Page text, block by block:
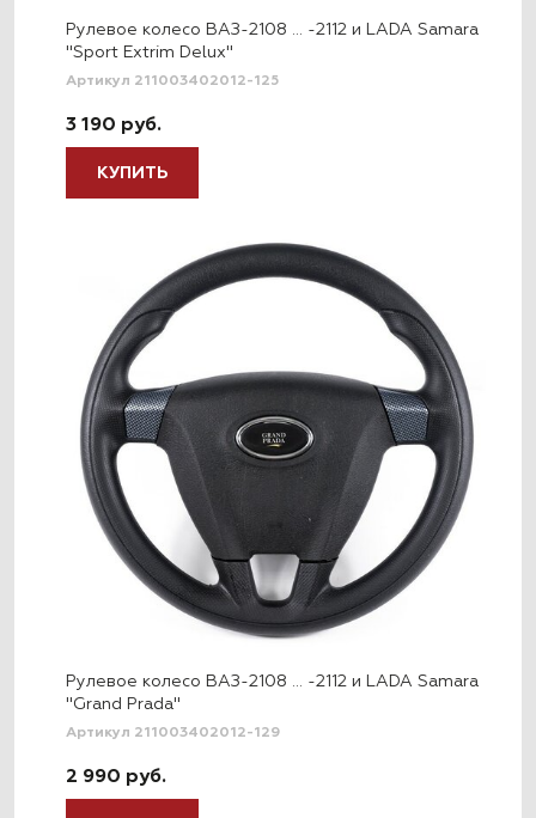
Рулевое колесо ВАЗ-2108 … -2112 и LADA Samara
"Sport Extrim Delux"
Артикул 211003402012-125
3 190 руб.
КУПИТЬ
Рулевое колесо ВАЗ-2108 … -2112 и LADA Samara
"Grand Prada"
Артикул 211003402012-129
2 990 руб.